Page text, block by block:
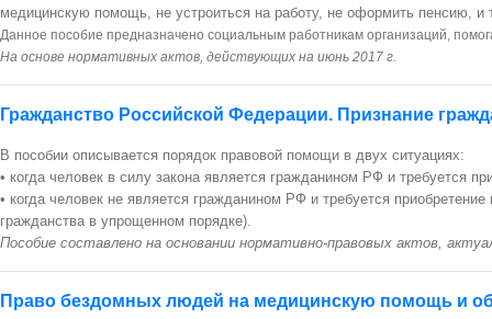
медицинскую помощь, не устроиться на работу, не оформить пенсию, и
Данное пособие предназначено социальным работникам организаций,
На основе нормативных актов, действующих на июнь 2017 г.
Гражданство Российской Федерации. Признание
В пособии описывается порядок правовой помощи в двух ситуациях:
• когда человек в силу закона является гражданином РФ и требуется
• когда человек не является гражданином РФ и требуется
гражданства в упрощенном порядке).
Пособие составлено на основании нормативно-правовых актов,
Право бездомных людей на медицинскую помощь и